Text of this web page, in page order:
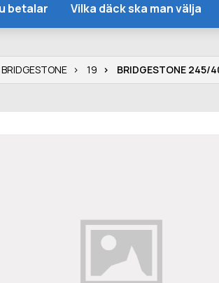
betalar Vilka däck ska man välja
BRIDGESTONE 19 BRIDGESTONE 245/